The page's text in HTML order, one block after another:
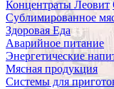
Концентраты Леовит
Сублимированное
Здоровая Еда
Аварийное питание
Энергетические
Мясная продукция
Системы для